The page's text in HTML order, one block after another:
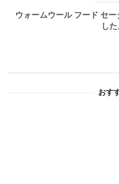
ゲウォームウール フード セ
した
おす